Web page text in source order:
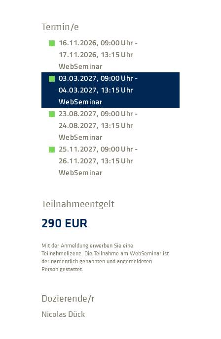
Termin/e
16.11.2026, 09:00 Uhr -
17.11.2026, 13:15 Uhr
WebSeminar
03.03.2027, 09:00 Uhr -
04.03.2027, 13:15 Uhr
WebSeminar
23.08.2027, 09:00 Uhr -
24.08.2027, 13:15 Uhr
WebSeminar
25.11.2027, 09:00 Uhr -
26.11.2027, 13:15 Uhr
WebSeminar
Teilnahmeentgelt
290 EUR
Mit der Anmeldung erwerben Sie eine
Teilnahmelizenz. Die Teilnahme am WebSeminar ist
der namentlich genannten und angemeldeten
Person gestattet.
Dozierende/r
Nicolas Dück